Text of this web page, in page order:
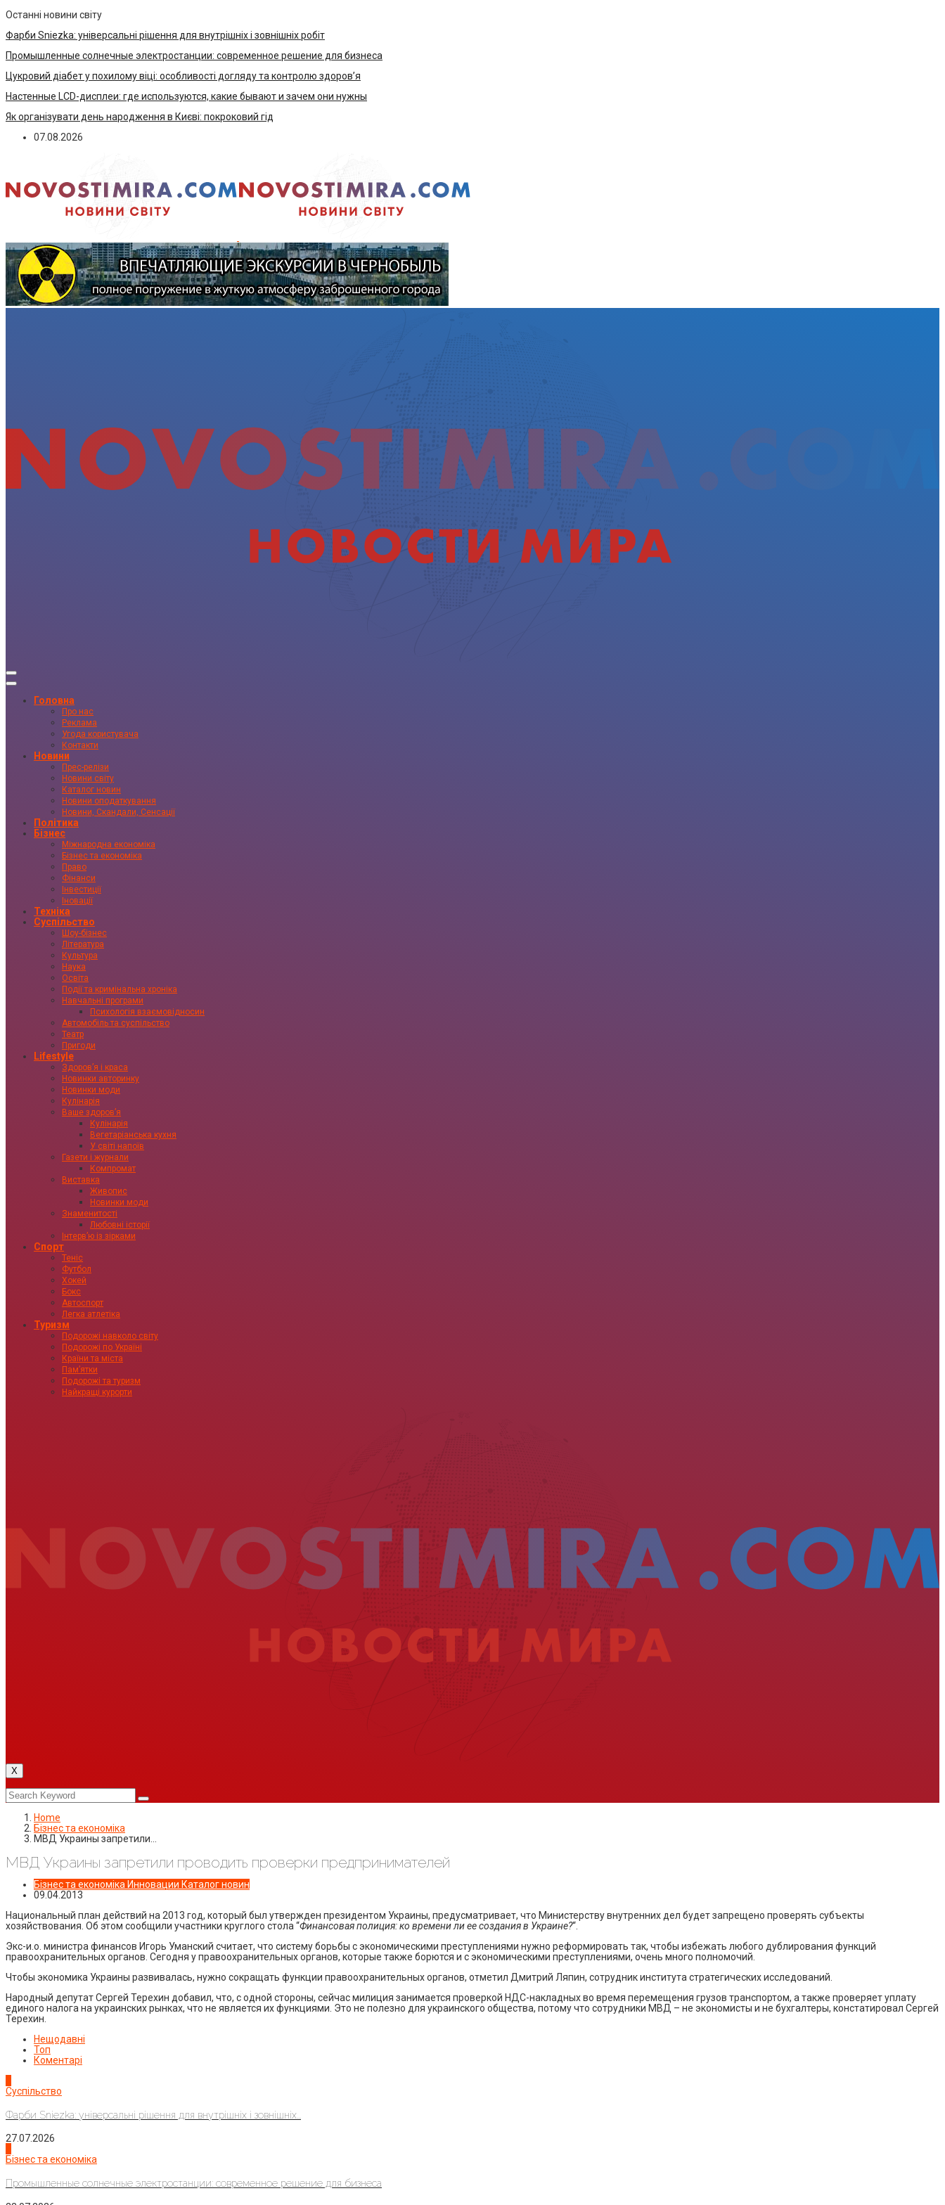
Останні новини світу
Фарби Sniezka: універсальні рішення для внутрішніх і зовнішніх робіт
Промышленные солнечные электростанции: современное решение для бизнеса
Цукровий діабет у похилому віці: особливості догляду та контролю здоров’я
Настенные LCD-дисплеи: где используются, какие бывают и зачем они нужны
Як організувати день народження в Києві: покроковий гід
07.08.2026
Головна
Про нас
Реклама
Угода користувача
Контакти
Новини
Прес-релізи
Новини світу
Каталог новин
Новини оподаткування
Новини, Скандали, Сенсації
Політика
Бізнес
Міжнародна економіка
Бізнес та економіка
Право
Фінанси
Інвестиції
Іновації
Техніка
Суспільство
Шоу-бізнес
Література
Культура
Наука
Освіта
Події та кримінальна хроніка
Навчальні програми
Психологія взаємовідносин
Автомобіль та суспільство
Театр
Пригоди
Lifestyle
Здоровʼя і краса
Новинки авторинку
Новинки моди
Кулінарія
Ваше здоровʼя
Кулінарія
Вегетаріанська кухня
У світі напоїв
Газети і журнали
Компромат
Виставка
Живопис
Новинки моди
Знаменитості
Любовні історії
Інтервʼю із зірками
Спорт
Теніс
Футбол
Хокей
Бокс
Автоспорт
Легка атлетіка
Туризм
Подорожі навколо світу
Подорожі по Україні
Країни та міста
Пам’ятки
Подорожі та туризм
Найкращі курорти
X
Home
Бізнес та економіка
МВД Украины запретили…
МВД Украины запретили проводить проверки предпринимателей
Бізнес та економіка Инновации Каталог новин
09.04.2013
Национальный план действий на 2013 год, который был утвержден президентом Украины, предусматривает, что Министерству внутренних дел будет запрещено проверять субъекты
хозяйствования. Об этом сообщили участники круглого стола “Финансовая полиция: ко времени ли ее создания в Украине?“.
Экс-и.о. министра финансов Игорь Уманский считает, что систему борьбы с экономическими преступлениями нужно реформировать так, чтобы избежать любого дублирования функций
правоохранительных органов. Сегодня у правоохранительных органов, которые также борются и с экономическими преступлениями, очень много полномочий.
Чтобы экономика Украины развивалась, нужно сокращать функции правоохранительных органов, отметил Дмитрий Ляпин, сотрудник института стратегических исследований.
Народный депутат Сергей Терехин добавил, что, с одной стороны, сейчас милиция занимается проверкой НДС-накладных во время перемещения грузов транспортом, а также проверяет уплату
единого налога на украинских рынках, что не является их функциями. Это не полезно для украинского общества, потому что сотрудники МВД – не экономисты и не бухгалтеры, констатировал Сергей
Терехин.
Нещодавні
Топ
Коментарі
Суспільство
Фарби Sniezka: універсальні рішення для внутрішніх і зовнішніх...
27.07.2026
Бізнес та економіка
Промышленные солнечные электростанции: современное решение для бизнеса